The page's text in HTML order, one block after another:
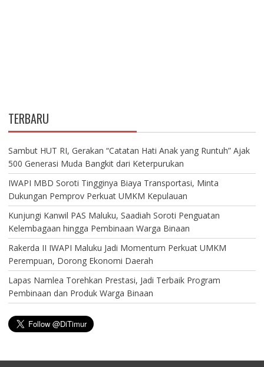
TERBARU
Sambut HUT RI, Gerakan “Catatan Hati Anak yang Runtuh” Ajak
500 Generasi Muda Bangkit dari Keterpurukan
IWAPI MBD Soroti Tingginya Biaya Transportasi, Minta
Dukungan Pemprov Perkuat UMKM Kepulauan
Kunjungi Kanwil PAS Maluku, Saadiah Soroti Penguatan
Kelembagaan hingga Pembinaan Warga Binaan
Rakerda II IWAPI Maluku Jadi Momentum Perkuat UMKM
Perempuan, Dorong Ekonomi Daerah
Lapas Namlea Torehkan Prestasi, Jadi Terbaik Program
Pembinaan dan Produk Warga Binaan